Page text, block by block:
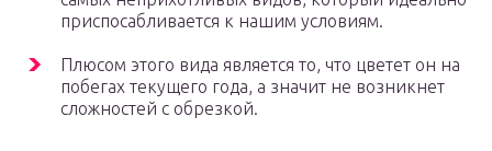
приспосабливается к нашим условиям.
Плюсом этого вида является то, что цветет он на
побегах текущего года, а значит не возникнет
сложностей с обрезкой.